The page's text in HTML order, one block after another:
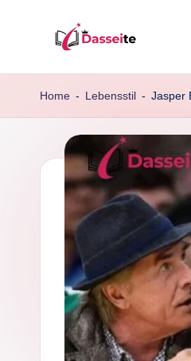
content
d
a
s
Home - Lebensstil - Jasper